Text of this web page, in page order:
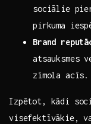
sociālie
pirkuma
Brand
zīmola acīs.
Izpētot, kādi
visefektīvākie,